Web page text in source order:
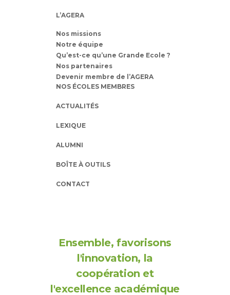
L’AGERA
Nos missions
Notre équipe
Qu’est-ce qu’une Grande Ecole ?
Nos partenaires
Devenir membre de l’AGERA
NOS ÉCOLES MEMBRES
ACTUALITÉS
LEXIQUE
ALUMNI
BOÎTE À OUTILS
CONTACT
Ensemble, favorisons
l'innovation, la
coopération et
l'excellence académique